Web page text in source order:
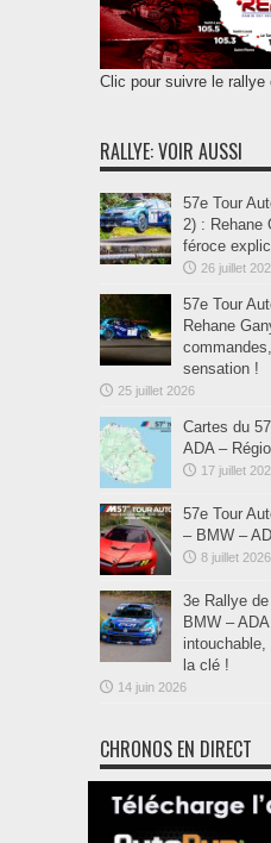
Clic pour suivre le rallye
RALLYE: VOIR AUSSI
57e Tour
2) : Rehane
féroce
26 juillet
57e Tour
Rehane
sensation !
25 juillet 2026
Cartes du
ADA –
17 juillet
57e Tour
– BMW –
8 juillet 2026
3e Rallye
BMW –
la clé !
14 juin 2026
CHRONOS EN DIRECT